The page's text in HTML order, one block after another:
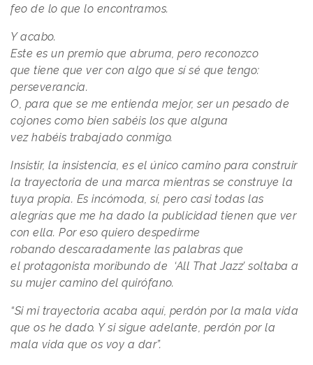
feo de lo que lo encontramos.
Y acabo.
Este es un premio que abruma, pero reconozco
que tiene que ver con algo que sí sé que tengo:
perseverancia.
O, para que se me entienda mejor, ser un pesado de
cojones como bien sabéis los que alguna
vez habéis trabajado conmigo.
Insistir, la insistencia, es el único camino para construir
la trayectoria de una marca mientras se construye la
tuya propia. Es incómoda, sí, pero casi todas las
alegrías que me ha dado la publicidad tienen que ver
con ella. Por eso quiero despedirme
robando descaradamente las palabras que
el protagonista moribundo de ‘All That Jazz’ soltaba a
su mujer camino del quirófano.
“Si mi trayectoria acaba aquí, perdón por la mala vida
que os he dado. Y si sigue adelante, perdón por la
mala vida que os voy a dar”.